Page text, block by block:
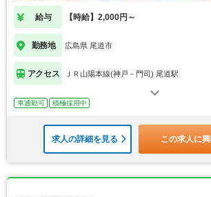
給与 【時給】2,000円～
勤務地 広島県 尾道市
アクセス ＪＲ山陽本線(神戸－門司) 尾道駅
車通勤可 積極採用中
求人の詳細を見る この求人に